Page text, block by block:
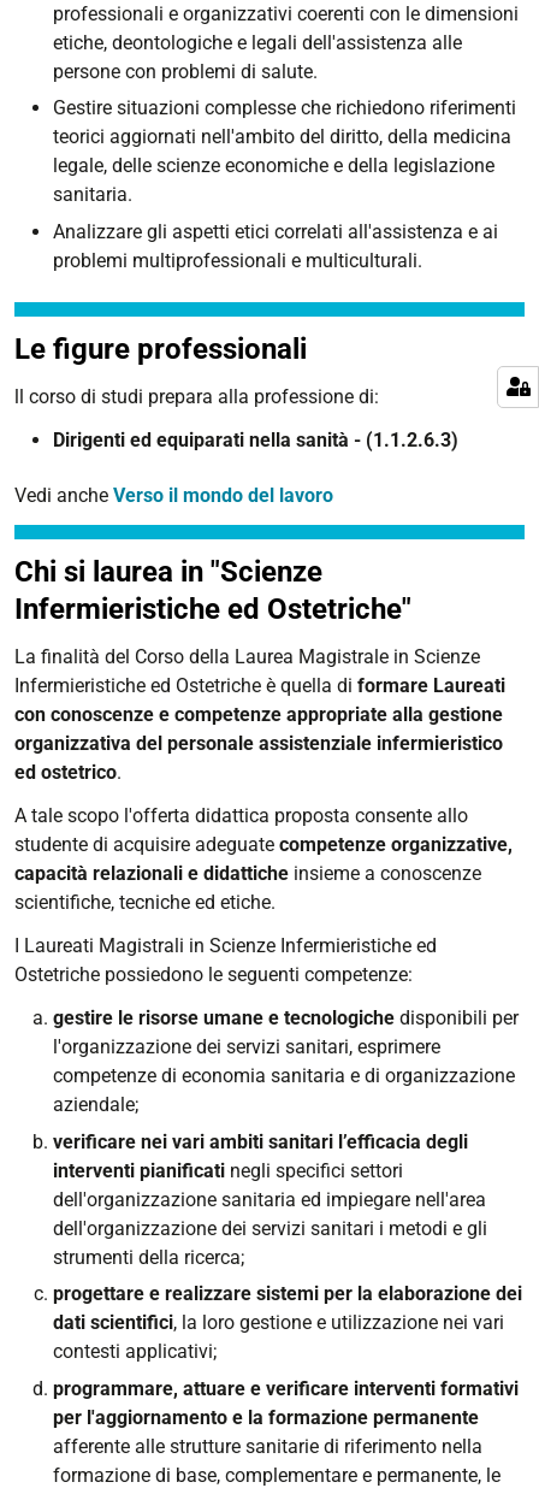
professionali e organizzativi coerenti con le dimensioni
etiche, deontologiche e legali dell'assistenza alle
persone con problemi di salute.
Gestire situazioni complesse che richiedono riferimenti
teorici aggiornati nell'ambito del diritto, della medicina
legale, delle scienze economiche e della legislazione
sanitaria.
Analizzare gli aspetti etici correlati all'assistenza e ai
problemi multiprofessionali e multiculturali.
Le figure professionali
ll corso di studi prepara alla professione di:
Dirigenti ed equiparati nella sanità - (1.1.2.6.3)
Vedi anche Verso il mondo del lavoro
Chi si laurea in "Scienze
Infermieristiche ed Ostetriche"
La finalità del Corso della Laurea Magistrale in Scienze
Infermieristiche ed Ostetriche è quella di formare Laureati
con conoscenze e competenze appropriate alla gestione
organizzativa del personale assistenziale infermieristico
ed ostetrico.
A tale scopo l'offerta didattica proposta consente allo
studente di acquisire adeguate competenze organizzative,
capacità relazionali e didattiche insieme a conoscenze
scientifiche, tecniche ed etiche.
I Laureati Magistrali in Scienze Infermieristiche ed
Ostetriche possiedono le seguenti competenze:
gestire le risorse umane e tecnologiche disponibili per
l'organizzazione dei servizi sanitari, esprimere
competenze di economia sanitaria e di organizzazione
aziendale;
verificare nei vari ambiti sanitari l’efficacia degli
interventi pianificati negli specifici settori
dell'organizzazione sanitaria ed impiegare nell'area
dell'organizzazione dei servizi sanitari i metodi e gli
strumenti della ricerca;
progettare e realizzare sistemi per la elaborazione dei
dati scientifici, la loro gestione e utilizzazione nei vari
contesti applicativi;
programmare, attuare e verificare interventi formativi
per l'aggiornamento e la formazione permanente
afferente alle strutture sanitarie di riferimento nella
formazione di base, complementare e permanente, le